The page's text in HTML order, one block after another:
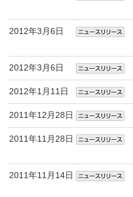
2012年3月6日
2012年3月6日
2012年1月11日
2011年12月28日
2011年11月28日
2011年11月14日